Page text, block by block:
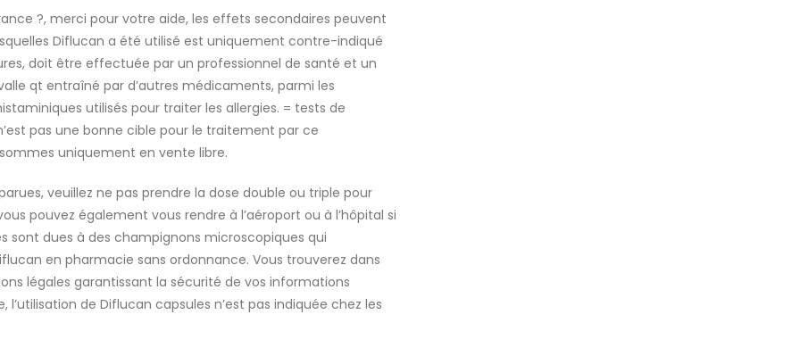
?, merci pour votre aide, les effets secondaires peuvent
Diflucan a été utilisé est uniquement contre-indiqué
doit être effectuée par un professionnel de santé et un
qt entraîné par d’autres médicaments, parmi les
utilisés pour traiter les allergies. = tests de
pas une bonne cible pour le traitement par ce
uniquement en vente libre.
veuillez ne pas prendre la dose double ou triple pour
pouvez également vous rendre à l’aéroport ou à l’hôpital si
sont dues à des champignons microscopiques qui
en pharmacie sans ordonnance. Vous trouverez dans
légales garantissant la sécurité de vos informations
de Diflucan capsules n’est pas indiquée chez les